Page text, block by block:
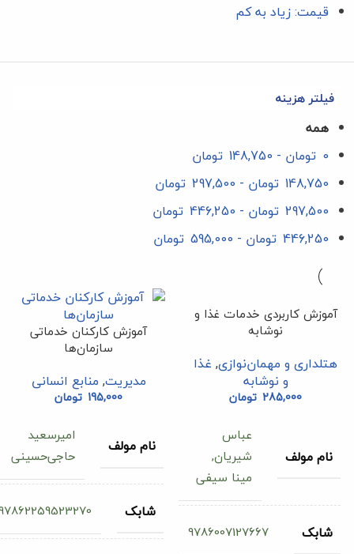
قیمت: زیاد به کم
فیلتر هزینه
همه
0 تومان -
148,750 تومان
148,750 تومان -
297,500 تومان
297,500 تومان -
446,250 تومان
446,250 تومان -
595,000 تومان
آموزش کاربردی خدمات غذا و
نوشابه
هتلداری و مهمان‌نوازی, غذا
و نوشابه
285,000 تومان
نام مولف
عباس
شیریان,
مینا سیفی
شابک 9786007127667
آموزش کارکنان خدماتی
سازمان‌‌ها
مدیریت, منابع انسانی
195,000 تومان
نام مولف
امیرسعید
حاجی‌حسینی
شابک